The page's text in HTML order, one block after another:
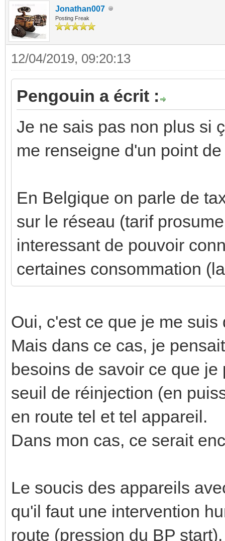
Jonathan007
Posting Freak
12/04/2019, 09:20:13
Pengouin a écrit :
Je ne sais pas non plus si
me renseigne d'un point
En Belgique on parle de
sur le réseau (tarif
interessant de pouvoir
certaines consommation
Oui, c'est ce que je me suis
Mais dans ce cas, je
besoins de savoir ce que
seuil de réinjection (en
en route tel et tel appareil.
Dans mon cas, ce serait
Le soucis des appareils
qu'il faut une intervention
route (pression du BP